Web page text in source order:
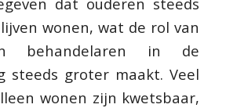
wonen, wat de rol van
behandelaren in de
steeds groter maakt. Veel
wonen zijn kwetsbaar,